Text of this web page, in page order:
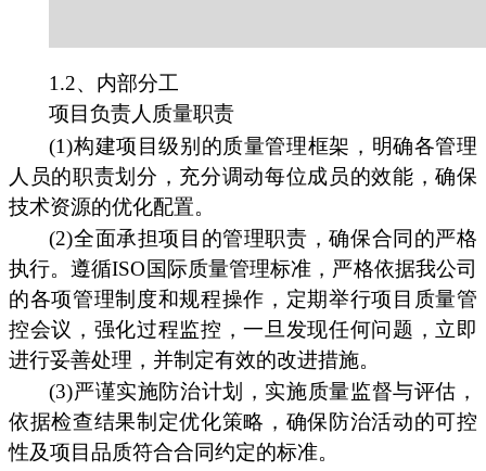
1.2、内部分工
项目负责人质量职责
(1)构建项目级别的质量管理框架，明确各管理
人员的职责划分，充分调动每位成员的效能，确保
技术资源的优化配置。
(2)全面承担项目的管理职责，确保合同的严格
执行。遵循ISO国际质量管理标准，严格依据我公司
的各项管理制度和规程操作，定期举行项目质量管
控会议，强化过程监控，一旦发现任何问题，立即
进行妥善处理，并制定有效的改进措施。
(3)严谨实施防治计划，实施质量监督与评估，
依据检查结果制定优化策略，确保防治活动的可控
性及项目品质符合合同约定的标准。